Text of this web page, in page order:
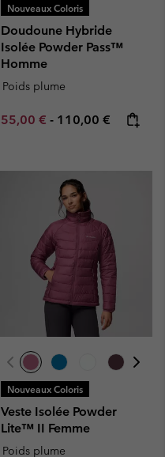
Nouveaux Coloris
Doudoune Hybride
Isolée Powder Pass™
Homme
Poids plume
Minimum sale price:
55,00 € - Maximum price:
110,00 €
Nouveaux Coloris
Veste Isolée Powder
Lite™ II Femme
Poids plume